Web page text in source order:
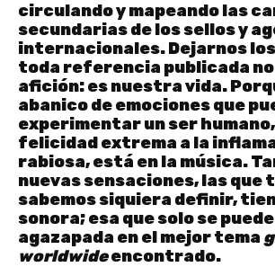
circulando y mapeando las
secundarias de los sellos y
internacionales. Dejarnos
toda referencia publicada no
afición: es nuestra vida.
abanico de emociones que
experimentar un ser humano,
felicidad extrema a la
rabiosa, está en la música.
nuevas sensaciones, las que
sabemos siquiera definir,
sonora; esa que solo se
agazapada en el mejor tema
worldwideencontrado.